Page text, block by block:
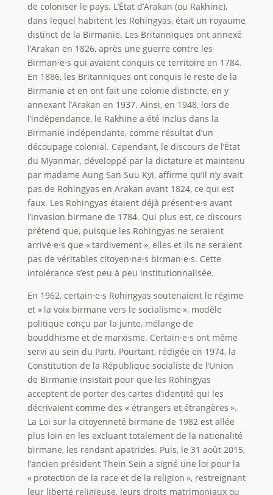
de coloniser le pays. L’État d’Arakan (ou Rakhine),
dans lequel habitent les Rohingyas, était un royaume
distinct de la Birmanie. Les Britanniques ont annexé
l’Arakan en 1826, après une guerre contre les
Birman·e·s qui avaient conquis ce territoire en 1784.
En 1886, les Britanniques ont conquis le reste de la
Birmanie et en ont fait une colonie distincte, en y
annexant l’Arakan en 1937. Ainsi, en 1948, lors de
l’indépendance, le Rakhine a été inclus dans la
Birmanie indépendante, comme résultat d’un
découpage colonial. Cependant, le discours de l’État
du Myanmar, développé par la dictature et maintenu
par madame Aung San Suu Kyi, affirme qu’il n’y avait
pas de Rohingyas en Arakan avant 1824, ce qui est
faux. Les Rohingyas étaient déjà présent·e·s avant
l’invasion birmane de 1784. Qui plus est, ce discours
prétend que, puisque les Rohingyas ne seraient
arrivé·e·s que « tardivement », elles et ils ne seraient
pas de véritables citoyen·ne·s birman·e·s. Cette
intolérance s’est peu à peu institutionnalisée.
En 1962, certain·e·s Rohingyas soutenaient le régime
et « la voix birmane vers le socialisme », modèle
politique conçu par la junte, mélange de
bouddhisme et de marxisme. Certain·e·s ont même
servi au sein du Parti. Pourtant, rédigée en 1974, la
Constitution de la République socialiste de l’Union
de Birmanie insistait pour que les Rohingyas
acceptent de porter des cartes d’identité qui les
décrivaient comme des « étrangers et étrangères ».
La Loi sur la citoyenneté birmane de 1982 est allée
plus loin en les excluant totalement de la nationalité
birmane, les rendant apatrides. Puis, le 31 août 2015,
l’ancien président Thein Sein a signé une loi pour la
« protection de la race et de la religion », restreignant
leur liberté religieuse, leurs droits matrimoniaux ou